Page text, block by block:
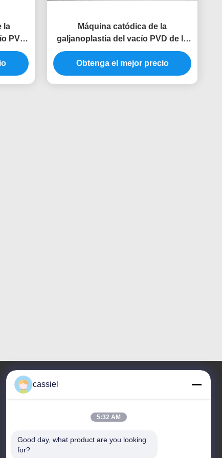
la
PVD
el
Máquina catódica de la
galjanoplastia del vacío PVD de la
vaporización del arco de los
dispositivos de cocina del lavabo
del acero inoxidable para el color
Obtenga el mejor precio
NO.14, la 1ra calle, camino de Niulanwei, ciudad de
Shishan, distrito de Nanhai, Foshan, Guangdong,
cassiel
5:32 AM
Good day, what product are you looking
for?